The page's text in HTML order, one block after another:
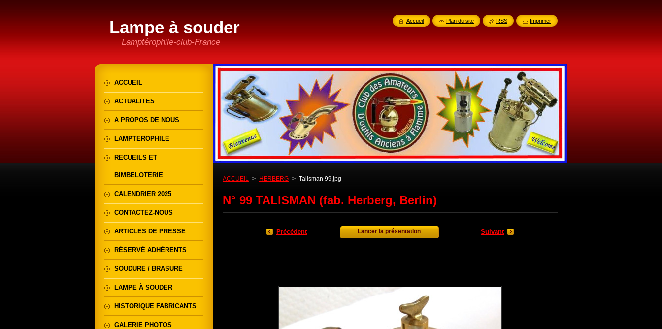
Lampe à souder
Lamptérophile-club-France
ACCUEIL > HERBERG > Talisman 99.jpg
N° 99 TALISMAN (fab. Herberg, Berlin)
Précédent Lancer la présentation Suivant
ACCUEIL
ACTUALITES
A PROPOS DE NOUS
LAMPTEROPHILE
RECUEILS ET
BIMBELOTERIE
CALENDRIER 2025
CONTACTEZ-NOUS
ARTICLES DE PRESSE
RÉSERVÉ ADHÉRENTS
SOUDURE / BRASURE
LAMPE À SOUDER
HISTORIQUE FABRICANTS
GALERIE PHOTOS
Accueil Plan du site RSS Imprimer